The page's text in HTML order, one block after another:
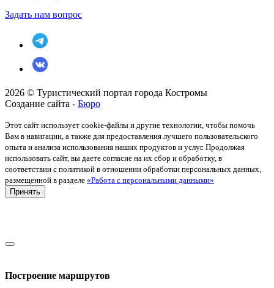
Задать нам вопрос
2026 © Туристический портал города Костромы
Создание сайта - Бюро
Этот сайт использует cookie-файлы и другие технологии, чтобы помочь
Вам в навигации, а также для предоставления лучшего пользовательского
опыта и анализа использования наших продуктов и услуг. Продолжая
использовать сайт, вы даете согласие на их сбор и обработку, в
соответствии с политикой в отношении обработки персональных данных,
размещенной в разделе «Работа с персональными данными»
Принять
Построение маршрутов